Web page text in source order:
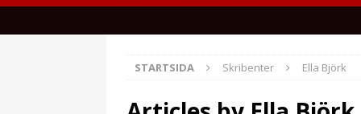
STARTSIDA Skribenter Ella Björk